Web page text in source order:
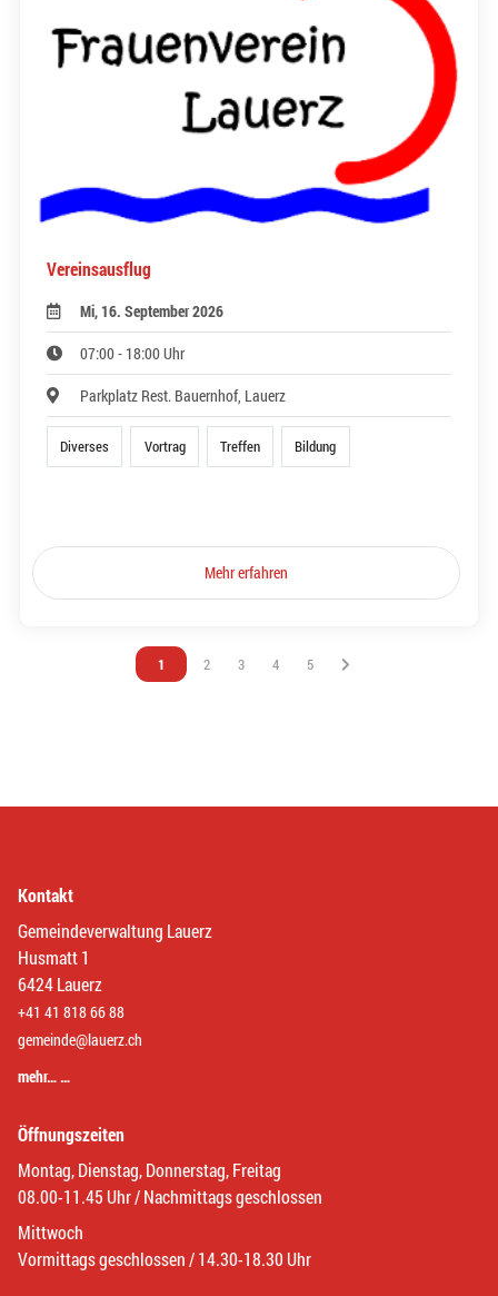
Vereinsausflug
Mi, 16. September 2026
07:00 - 18:00 Uhr
Parkplatz Rest. Bauernhof, Lauerz
Diverses Vortrag Treffen Bildung
Mehr erfahren
Vous êtes sur la page
1 Vous êtes sur la page
2 Vous êtes sur la page
3 Vous êtes sur la page
4 Vous êtes sur la page
5
Kontakt
Gemeindeverwaltung Lauerz
Husmatt 1
6424 Lauerz
+41 41 818 66 88
gemeinde@lauerz.ch
mehr… …
Öffnungszeiten
Montag, Dienstag, Donnerstag, Freitag
08.00-11.45 Uhr / Nachmittags geschlossen
Mittwoch
Vormittags geschlossen / 14.30-18.30 Uhr